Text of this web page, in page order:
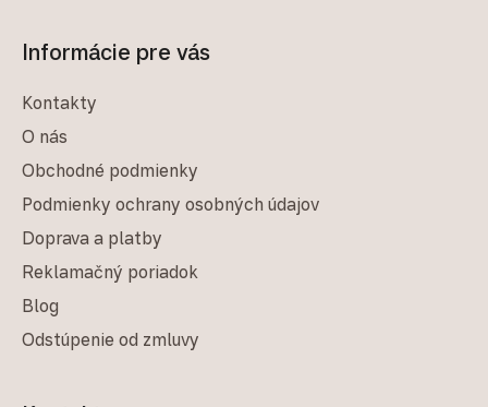
Informácie pre vás
Kontakty
O nás
Obchodné podmienky
Podmienky ochrany osobných údajov
Doprava a platby
Reklamačný poriadok
Blog
Odstúpenie od zmluvy